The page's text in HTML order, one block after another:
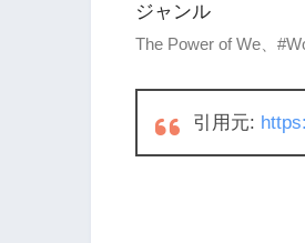
ジャンル
The Power of We、
引用元: